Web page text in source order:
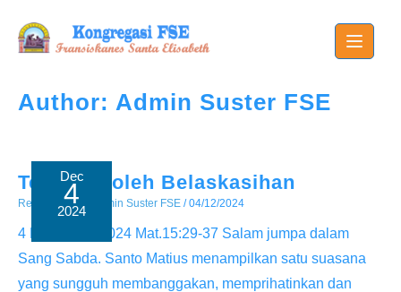
content
Author: Admin Suster FSE
Dec
4
2024
Tergerak oleh Belaskasihan
Renungan/ By Admin Suster FSE /04/12/2024
4 Desember 2024 Mat.15:29-37 Salam jumpa dalam
Sang Sabda. Santo Matius menampilkan satu suasana
yang sungguh membanggakan, memprihatinkan dan